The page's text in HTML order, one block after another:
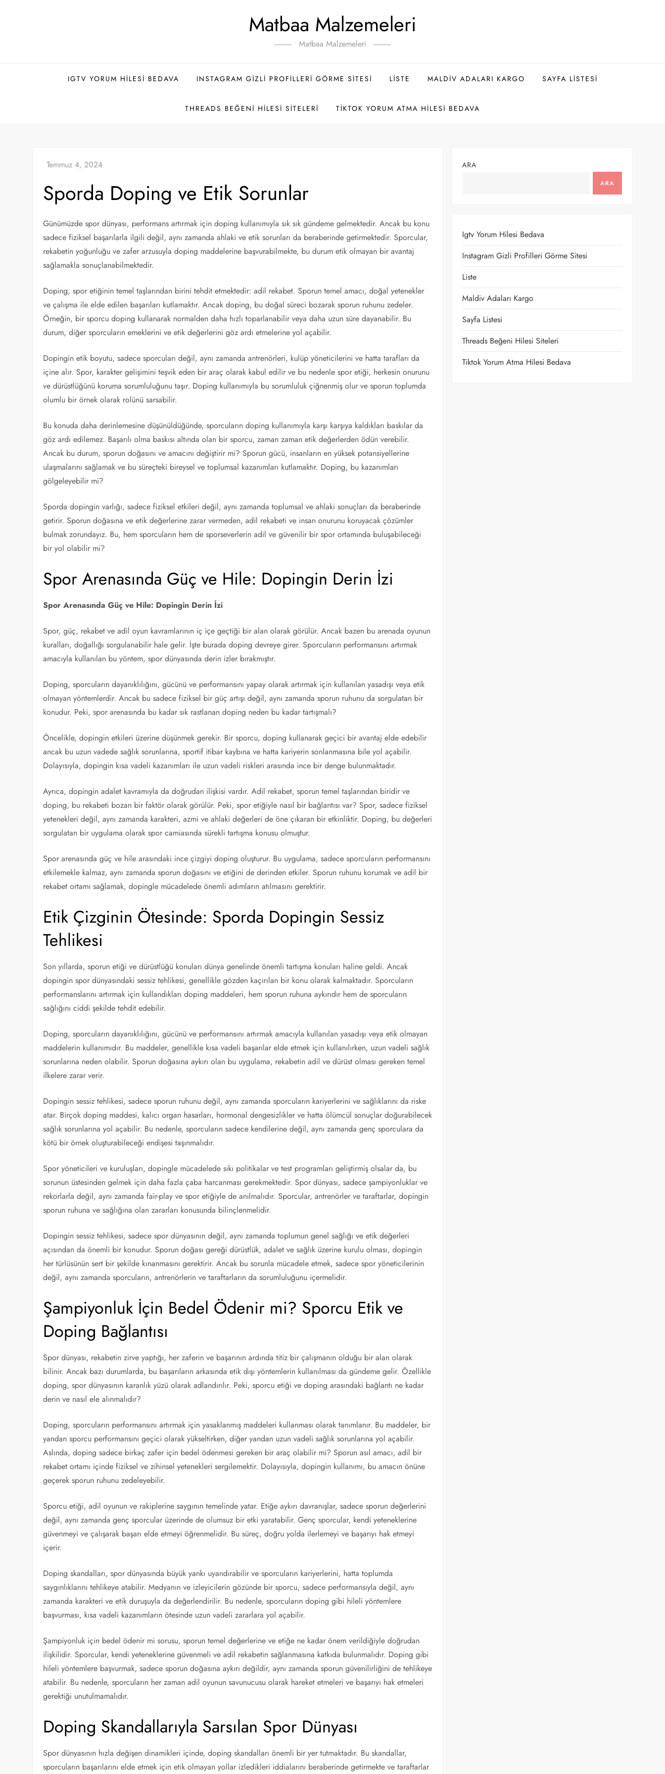
Matbaa Malzemeleri
Matbaa Malzemeleri
IGTV YORUM HILESI BEDAVA INSTAGRAM GIZLI PROFILLERI GÖRME SITESI LISTE MALDIV ADALARI KARGO SAYFA LISTESI
THREADS BEĞENI HILESI SITELERI TIKTOK YORUM ATMA HILESI BEDAVA
Sporda Doping ve Etik Sorunlar
Günümüzde spor dünyası, performans artırmak için doping kullanımıyla sık sık gündeme gelmektedir. Ancak bu konu
sadece fiziksel başarılarla ilgili değil, aynı zamanda ahlaki ve etik sorunları da beraberinde getirmektedir. Sporcular,
rekabetin yoğunluğu ve zafer arzusuyla doping maddelerine başvurabilmekte, bu durum etik olmayan bir avantaj
sağlamakla sonuçlanabilmektedir.
Doping, spor etiğinin temel taşlarından birini tehdit etmektedir: adil rekabet. Sporun temel amacı, doğal yetenekler
ve çalışma ile elde edilen başarıları kutlamaktır. Ancak doping, bu doğal süreci bozarak sporun ruhunu zedeler.
Örneğin, bir sporcu doping kullanarak normalden daha hızlı toparlanabilir veya daha uzun süre dayanabilir. Bu
durum, diğer sporcuların emeklerini ve etik değerlerini göz ardı etmelerine yol açabilir.
Dopingin etik boyutu, sadece sporcuları değil, aynı zamanda antrenörleri, kulüp yöneticilerini ve hatta tarafları da
içine alır. Spor, karakter gelişimini teşvik eden bir araç olarak kabul edilir ve bu nedenle spor etiği, herkesin onurunu
ve dürüstlüğünü koruma sorumluluğunu taşır. Doping kullanımıyla bu sorumluluk çiğnenmiş olur ve sporun toplumda
olumlu bir örnek olarak rolünü sarsabilir.
Bu konuda daha derinlemesine düşünüldüğünde, sporcuların doping kullanımıyla karşı karşıya kaldıkları baskılar da
göz ardı edilemez. Başarılı olma baskısı altında olan bir sporcu, zaman zaman etik değerlerden ödün verebilir.
Ancak bu durum, sporun doğasını ve amacını değiştirir mi? Sporun gücü, insanların en yüksek potansiyellerine
ulaşmalarını sağlamak ve bu süreçteki bireysel ve toplumsal kazanımları kutlamaktır. Doping, bu kazanımları
gölgeleyebilir mi?
Sporda dopingin varlığı, sadece fiziksel etkileri değil, aynı zamanda toplumsal ve ahlaki sonuçları da beraberinde
getirir. Sporun doğasına ve etik değerlerine zarar vermeden, adil rekabeti ve insan onurunu koruyacak çözümler
bulmak zorundayız. Bu, hem sporcuların hem de sporseverlerin adil ve güvenilir bir spor ortamında buluşabileceği
bir yol olabilir mi?
Spor Arenasında Güç ve Hile: Dopingin Derin İzi
Spor Arenasında Güç ve Hile: Dopingin Derin İzi
Spor, güç, rekabet ve adil oyun kavramlarının iç içe geçtiği bir alan olarak görülür. Ancak bazen bu arenada oyunun
kuralları, doğallığı sorgulanabilir hale gelir. İşte burada doping devreye girer. Sporcuların performansını artırmak
amacıyla kullanılan bu yöntem, spor dünyasında derin izler bırakmıştır.
Doping, sporcuların dayanıklılığını, gücünü ve performansını yapay olarak artırmak için kullanılan yasadışı veya etik
olmayan yöntemlerdir. Ancak bu sadece fiziksel bir güç artışı değil, aynı zamanda sporun ruhunu da sorgulatan bir
konudur. Peki, spor arenasında bu kadar sık rastlanan doping neden bu kadar tartışmalı?
Öncelikle, dopingin etkileri üzerine düşünmek gerekir. Bir sporcu, doping kullanarak geçici bir avantaj elde edebilir
ancak bu uzun vadede sağlık sorunlarına, sportif itibar kaybına ve hatta kariyerin sonlanmasına bile yol açabilir.
Dolayısıyla, dopingin kısa vadeli kazanımları ile uzun vadeli riskleri arasında ince bir denge bulunmaktadır.
Ayrıca, dopingin adalet kavramıyla da doğrudan ilişkisi vardır. Adil rekabet, sporun temel taşlarından biridir ve
doping, bu rekabeti bozan bir faktör olarak görülür. Peki, spor etiğiyle nasıl bir bağlantısı var? Spor, sadece fiziksel
yetenekleri değil, aynı zamanda karakteri, azmi ve ahlaki değerleri de öne çıkaran bir etkinliktir. Doping, bu değerleri
sorgulatan bir uygulama olarak spor camiasında sürekli tartışma konusu olmuştur.
Spor arenasında güç ve hile arasındaki ince çizgiyi doping oluşturur. Bu uygulama, sadece sporcuların performansını
etkilemekle kalmaz, aynı zamanda sporun doğasını ve etiğini de derinden etkiler. Sporun ruhunu korumak ve adil bir
rekabet ortamı sağlamak, dopingle mücadelede önemli adımların atılmasını gerektirir.
Etik Çizginin Ötesinde: Sporda Dopingin Sessiz
Tehlikesi
Son yıllarda, sporun etiği ve dürüstlüğü konuları dünya genelinde önemli tartışma konuları haline geldi. Ancak
dopingin spor dünyasındaki sessiz tehlikesi, genellikle gözden kaçırılan bir konu olarak kalmaktadır. Sporcuların
performanslarını artırmak için kullandıkları doping maddeleri, hem sporun ruhuna aykırıdır hem de sporcuların
sağlığını ciddi şekilde tehdit edebilir.
Doping, sporcuların dayanıklılığını, gücünü ve performansını artırmak amacıyla kullanılan yasadışı veya etik olmayan
maddelerin kullanımıdır. Bu maddeler, genellikle kısa vadeli başarılar elde etmek için kullanılırken, uzun vadeli sağlık
sorunlarına neden olabilir. Sporun doğasına aykırı olan bu uygulama, rekabetin adil ve dürüst olması gereken temel
ilkelere zarar verir.
Dopingin sessiz tehlikesi, sadece sporun ruhunu değil, aynı zamanda sporcuların kariyerlerini ve sağlıklarını da riske
atar. Birçok doping maddesi, kalıcı organ hasarları, hormonal dengesizlikler ve hatta ölümcül sonuçlar doğurabilecek
sağlık sorunlarına yol açabilir. Bu nedenle, sporcuların sadece kendilerine değil, aynı zamanda genç sporculara da
kötü bir örnek oluşturabileceği endişesi taşınmalıdır.
Spor yöneticileri ve kuruluşları, dopingle mücadelede sıkı politikalar ve test programları geliştirmiş olsalar da, bu
sorunun üstesinden gelmek için daha fazla çaba harcanması gerekmektedir. Spor dünyası, sadece şampiyonluklar ve
rekorlarla değil, aynı zamanda fair-play ve spor etiğiyle de anılmalıdır. Sporcular, antrenörler ve taraftarlar, dopingin
sporun ruhuna ve sağlığına olan zararları konusunda bilinçlenmelidir.
Dopingin sessiz tehlikesi, sadece spor dünyasının değil, aynı zamanda toplumun genel sağlığı ve etik değerleri
açısından da önemli bir konudur. Sporun doğası gereği dürüstlük, adalet ve sağlık üzerine kurulu olması, dopingin
her türlüsünün sert bir şekilde kınanmasını gerektirir. Ancak bu sorunla mücadele etmek, sadece spor yöneticilerinin
değil, aynı zamanda sporcuların, antrenörlerin ve taraftarların da sorumluluğunu içermelidir.
Şampiyonluk İçin Bedel Ödenir mi? Sporcu Etik ve
Doping Bağlantısı
Spor dünyası, rekabetin zirve yaptığı, her zaferin ve başarının ardında titiz bir çalışmanın olduğu bir alan olarak
bilinir. Ancak bazı durumlarda, bu başarıların arkasında etik dışı yöntemlerin kullanılması da gündeme gelir. Özellikle
doping, spor dünyasının karanlık yüzü olarak adlandırılır. Peki, sporcu etiği ve doping arasındaki bağlantı ne kadar
derin ve nasıl ele alınmalıdır?
Doping, sporcuların performansını artırmak için yasaklanmış maddeleri kullanması olarak tanımlanır. Bu maddeler, bir
yandan sporcu performansını geçici olarak yükseltirken, diğer yandan uzun vadeli sağlık sorunlarına yol açabilir.
Aslında, doping sadece birkaç zafer için bedel ödenmesi gereken bir araç olabilir mi? Sporun asıl amacı, adil bir
rekabet ortamı içinde fiziksel ve zihinsel yetenekleri sergilemektir. Dolayısıyla, dopingin kullanımı, bu amacın önüne
geçerek sporun ruhunu zedeleyebilir.
Sporcu etiği, adil oyunun ve rakiplerine saygının temelinde yatar. Etiğe aykırı davranışlar, sadece sporun değerlerini
değil, aynı zamanda genç sporcular üzerinde de olumsuz bir etki yaratabilir. Genç sporcular, kendi yeteneklerine
güvenmeyi ve çalışarak başarı elde etmeyi öğrenmelidir. Bu süreç, doğru yolda ilerlemeyi ve başarıyı hak etmeyi
içerir.
Doping skandalları, spor dünyasında büyük yankı uyandırabilir ve sporcuların kariyerlerini, hatta toplumda
saygınlıklarını tehlikeye atabilir. Medyanın ve izleyicilerin gözünde bir sporcu, sadece performansıyla değil, aynı
zamanda karakteri ve etik duruşuyla da değerlendirilir. Bu nedenle, sporcuların doping gibi hileli yöntemlere
başvurması, kısa vadeli kazanımların ötesinde uzun vadeli zararlara yol açabilir.
Şampiyonluk için bedel ödenir mi sorusu, sporun temel değerlerine ve etiğe ne kadar önem verildiğiyle doğrudan
ilişkilidir. Sporcular, kendi yeteneklerine güvenmeli ve adil rekabetin sağlanmasına katkıda bulunmalıdır. Doping gibi
hileli yöntemlere başvurmak, sadece sporun doğasına aykırı değildir, aynı zamanda sporun güvenilirliğini de tehlikeye
atabilir. Bu nedenle, sporcuların her zaman adil oyunun savunucusu olarak hareket etmeleri ve başarıyı hak etmeleri
gerektiği unutulmamalıdır.
Doping Skandallarıyla Sarsılan Spor Dünyası
Spor dünyasının hızla değişen dinamikleri içinde, doping skandalları önemli bir yer tutmaktadır. Bu skandallar,
sporcuların başarılarını elde etmek için etik olmayan yollar izledikleri iddialarını beraberinde getirmekte ve taraftarlar
ARA
ARA
Igtv Yorum Hilesi Bedava
Instagram Gizli Profilleri Görme Sitesi
Liste
Maldiv Adaları Kargo
Sayfa Listesi
Threads Beğeni Hilesi Siteleri
Tiktok Yorum Atma Hilesi Bedava